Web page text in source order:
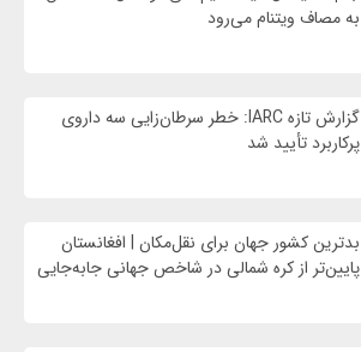
به مصاف ویتنام می‌رود
گزارش تازه IARC: خطر سرطان‌زایی سه داروی
پرکاربرد تأیید شد
بدترین کشور جهان برای نقل‌مکان | افغانستان
پایین‌تر از کره شمالی در شاخص جهانی جابه‌جایی